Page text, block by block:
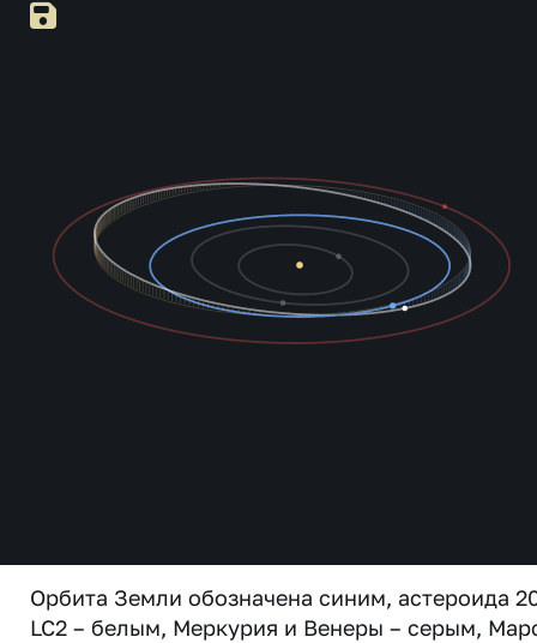
Орбита Земли обозначена синим, астероида
LC2 – белым, Меркурия и Венеры – серым,